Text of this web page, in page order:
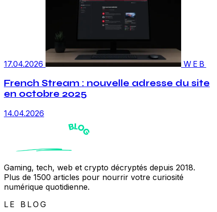
17.04.2026 WEB
French Stream : nouvelle adresse du site
en octobre 2025
14.04.2026
Gaming, tech, web et crypto décryptés depuis 2018.
Plus de 1500 articles pour nourrir votre curiosité
numérique quotidienne.
LE BLOG